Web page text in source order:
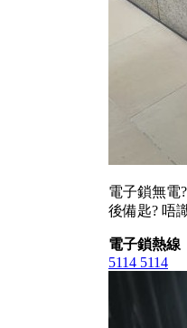
電子鎖無電
後備匙? 唔
電子鎖熱線
5114 5114